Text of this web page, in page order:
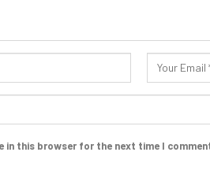
in this browser for the next time I